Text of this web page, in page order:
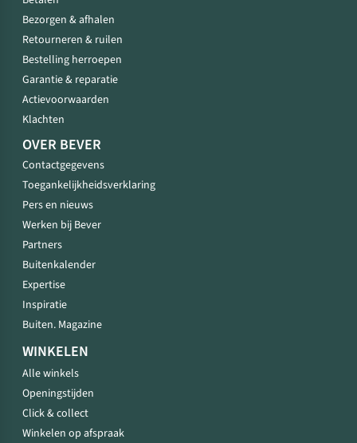
Bezorgen & afhalen
Retourneren & ruilen
Bestelling herroepen
Garantie & reparatie
Actievoorwaarden
Klachten
OVER BEVER
Contactgegevens
Toegankelijkheidsverklaring
Pers en nieuws
Werken bij Bever
Partners
Buitenkalender
Expertise
Inspiratie
Buiten. Magazine
WINKELEN
Alle winkels
Openingstijden
Click & collect
Winkelen op afspraak